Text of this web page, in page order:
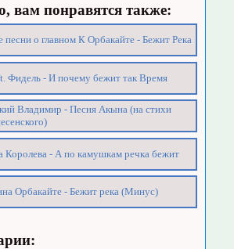
вам понравятся также:
песни о главном К Орбакайте - Бежит Река
Фидель - И почему бежит так Время
Владимир - Песня Акына (на стихи
Королева - А по камушкам речка бежит
Орбакайте - Бежит река (Минус)